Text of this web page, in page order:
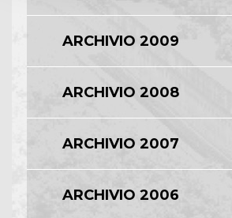
ARCHIVIO 2009
ARCHIVIO 2008
ARCHIVIO 2007
ARCHIVIO 2006